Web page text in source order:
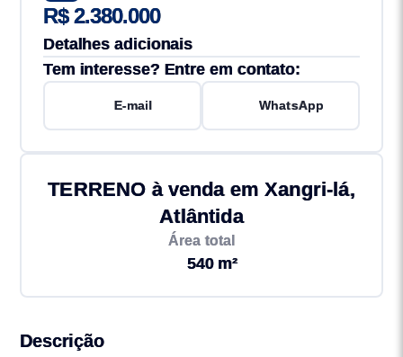
R$ 2.380.000
Detalhes adicionais
Tem interesse? Entre em contato:
E-mail WhatsApp
TERRENO à venda em Xangri-lá,
Atlântida
Área total
540 m²
Descrição